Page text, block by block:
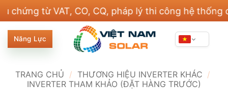
nội
dung
từ VAT, CO, CQ, pháp lý thi công hệ thống điện
Năng Lực
TRANG CHỦ / THƯƠNG HIỆU INVERTER KHÁC /
INVERTER THAM KHẢO (ĐẶT HÀNG TRƯỚC)